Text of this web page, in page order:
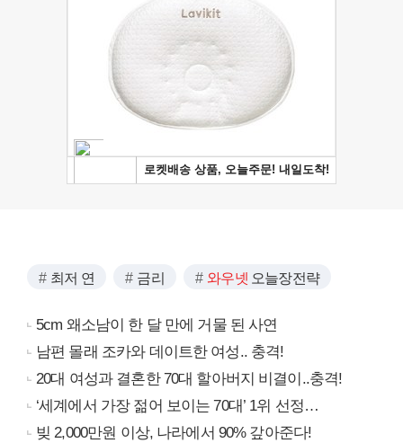
최저 연 금리 와우넷 오늘장전략
5cm 왜소남이 한 달 만에 거물 된 사연
남편 몰래 조카와 데이트한 여성.. 충격!
20대 여성과 결혼한 70대 할아버지 비결이..충격!
‘세계에서 가장 젊어 보이는 70대’ 1위 선정…
빚 2,000만원 이상, 나라에서 90% 갚아준다!